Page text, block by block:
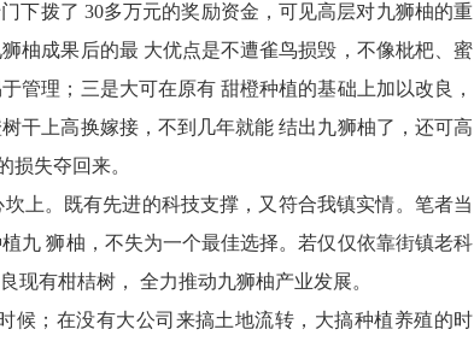
下拨了 30多万元的奖励资金，可见高层对九狮柚的重
柚成果后的最 大优点是不遭雀鸟损毁，不像枇杷、蜜
管理；三是大可在原有 甜橙种植的基础上加以改良，
干上高换嫁接，不到几年就能 结出九狮柚了，还可高
损失夺回来。
。既有先进的科技支撑，又符合我镇实情。笔者当
九 狮柚，不失为一个最佳选择。若仅仅依靠街镇老科
现有柑桔树， 全力推动九狮柚产业发展。
；在没有大公司来搞土地流转，大搞种植养殖的时